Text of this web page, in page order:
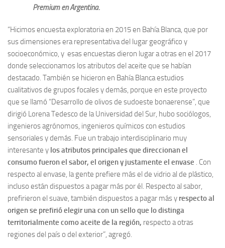
Premium en Argentina.
“Hicimos encuesta exploratoria en 2015 en Bahía Blanca, que por
sus dimensiones era representativa del lugar geográfico y
socioeconómico, y esas encuestas dieron lugar a otras en el 2017
donde seleccionamos los atributos del aceite que se habían
destacado. También se hicieron en Bahía Blanca estudios
cualitativos de grupos focales y demás, porque en este proyecto
que se llamó “Desarrollo de olivos de sudoeste bonaerense”, que
dirigió Lorena Tedesco de la Universidad del Sur, hubo sociólogos,
ingenieros agrónomos, ingenieros químicos con estudios
sensoriales y demás. Fue un trabajo interdisciplinario muy
interesante y los atributos principales que direccionan el
consumo fueron el sabor, el origen y justamente el envase . Con
respecto al envase, la gente prefiere más el de vidrio al de plástico,
incluso están dispuestos a pagar más por él. Respecto al sabor,
prefirieron el suave, también dispuestos a pagar más y respecto al
origen se prefirió elegir una con un sello que lo distinga
territorialmente como aceite de la región, respecto a otras
regiones del país o del exterior”, agregó.